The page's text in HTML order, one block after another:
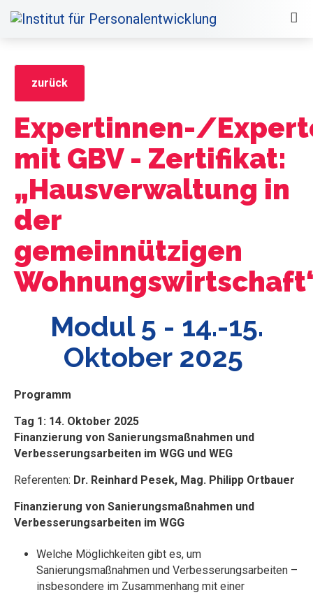
zurück
Expertinnen-/
mit GBV - Zertifikat:
„Hausverwaltung in
der
gemeinnützigen
Modul 5 - 14.-15.
Oktober 2025
Programm
Tag 1: 14. Oktober 2025
Finanzierung von Sanierungsmaßnahmen und
Verbesserungsarbeiten im WGG und WEG
Referenten: Dr. Reinhard Pesek, Mag. Philipp Ortbauer
Finanzierung von Sanierungsmaßnahmen und
Verbesserungsarbeiten im WGG
Welche Möglichkeiten gibt es, um
Sanierungsmaßnahmen und Verbesserungsarbeiten –
insbesondere im Zusammenhang mit einer